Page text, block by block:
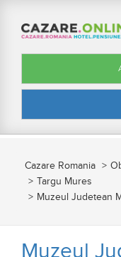
Cazare Romania
Targu Mures
Muzeul Judetean
Muzeul